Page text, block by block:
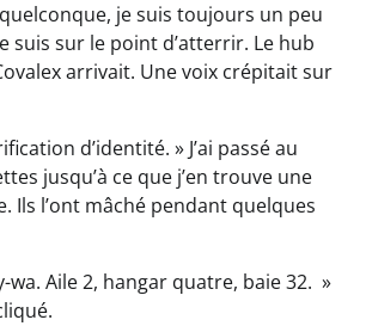
je suis toujours un peu
suis sur le point d’atterrir. Le hub
arrivait. Une voix crépitait sur
d’identité. » J’ai passé au
jusqu’à ce que j’en trouve une
Ils l’ont mâché pendant quelques
wa. Aile 2, hangar quatre, baie 32. »